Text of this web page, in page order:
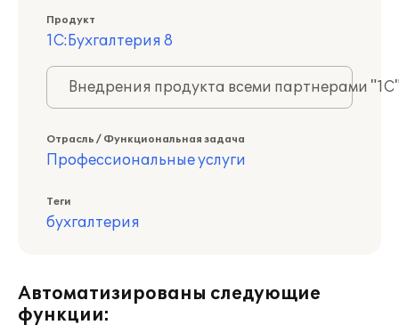
Продукт
1С:Бухгалтерия 8
Внедрения продукта всеми партнерами
Отрасль / Функциональная задача
Профессиональные услуги
Теги
бухгалтерия
Автоматизированы следующие
функции: